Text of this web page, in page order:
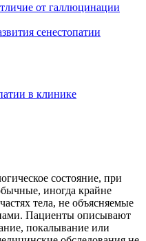
от галлюцинации
сенестопатии
в клинике
состояние, при
иногда крайне
тела, не объясняемые
Пациенты описывают
покалывание или